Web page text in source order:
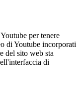
per tenere
di Youtube incorporati
del sito web sta
di